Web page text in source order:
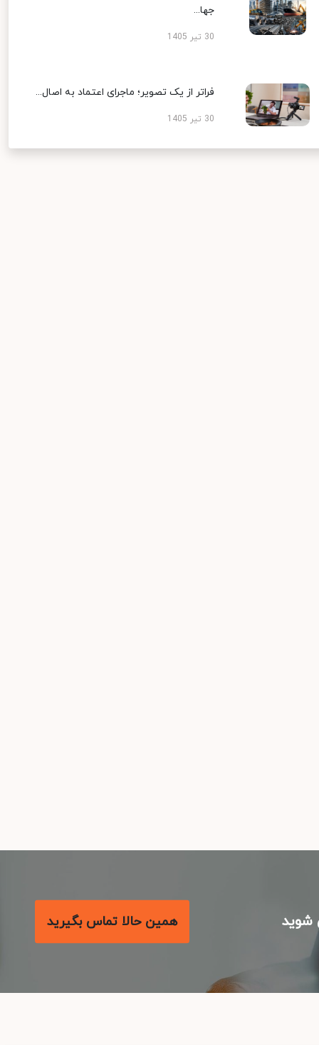
جها...
30 تیر 1405
فراتر از یک تصویر؛ ماجرای اعتماد به اصال...
30 تیر 1405
همین حالا تماس بگیرید